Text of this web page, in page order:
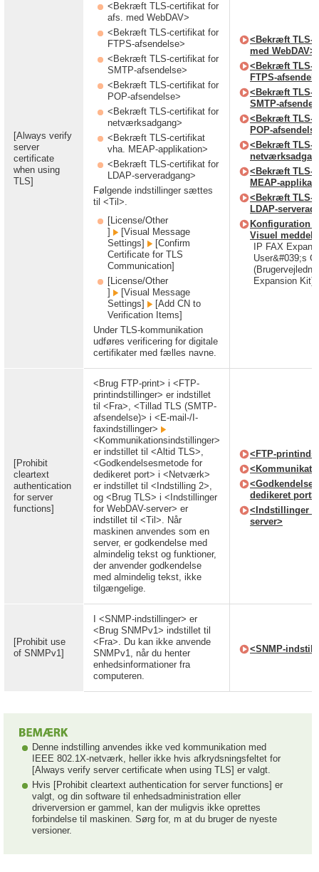
[Always verify
server
certificate
when using
TLS]
<Bekræft TLS-certifikat for
afs. med WebDAV>
<Bekræft TLS-certifikat for
FTPS-afsendelse>
<Bekræft TLS-certifikat for
SMTP-afsendelse>
<Bekræft TLS-certifikat for
POP-afsendelse>
<Bekræft TLS-certifikat for
netværksadgang>
<Bekræft TLS-certifikat
vha. MEAP-applikation>
<Bekræft TLS-certifikat for
LDAP-serveradgang>
Følgende indstillinger sættes
til <Til>.
[License/Other
]
[Visual Message
Settings]
[Confirm
Certificate for TLS
Communication]
[License/Other
]
[Visual Message
Settings]
[Add CN to
Verification Items]
Under TLS-kommunikation
udføres verificering for digitale
certifikater med fælles navne.
<Bekræft TLS-
med WebDAV>
<Bekræft TLS-
FTPS-
<Bekræft TLS-
SMTP-
<Bekræft TLS-
POP-
<Bekræft TLS-
<Bekræft TLS-
MEAP-
<Bekræft TLS-
LDAP-
Konfiguration
Visuel
IP FAX
User&#039;s
Expansion Kit)
[Prohibit
cleartext
authentication
for server
functions]
<Brug FTP-print> i <FTP-
printindstillinger> er indstillet
til <Fra>, <Tillad TLS (SMTP-
afsendelse)> i <E-mail-/I-
faxindstillinger>
<Kommunikationsindstillinger>
er indstillet til <Altid TLS>,
<Godkendelsesmetode for
dedikeret port> i <Netværk>
er indstillet til <Indstilling 2>,
og <Brug TLS> i <Indstillinger
for WebDAV-server> er
indstillet til <Til>. Når
maskinen anvendes som en
server, er godkendelse med
almindelig tekst og funktioner,
der anvender godkendelse
med almindelig tekst, ikke
tilgængelige.
<FTP-
dedikeret port>
<Indstillinger
server>
[Prohibit use
of SNMPv1]
I <SNMP-indstillinger> er
<Brug SNMPv1> indstillet til
<Fra>. Du kan ikke anvende
SNMPv1, når du henter
enhedsinformationer fra
computeren.
<SNMP-
Denne indstilling anvendes ikke ved kommunikation med
IEEE 802.1X-netværk, heller ikke hvis afkrydsningsfeltet for
[Always verify server certificate when using TLS] er valgt.
Hvis [Prohibit cleartext authentication for server functions] er
valgt, og din software til enhedsadministration eller
driverversion er gammel, kan der muligvis ikke oprettes
forbindelse til maskinen. Sørg for, m at du bruger de nyeste
versioner.